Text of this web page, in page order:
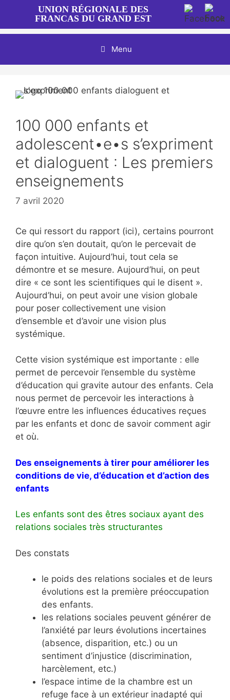
contenu
UNION RÉGIONALE DES
FRANCAS DU GRAND EST
Menu
100 000 enfants et
adolescent•e•s s’expriment
et dialoguent : Les premiers
enseignements
7 avril 2020
Ce qui ressort du rapport (ici), certains pourront
dire qu’on s’en doutait, qu’on le percevait de
façon intuitive. Aujourd’hui, tout cela se
démontre et se mesure. Aujourd’hui, on peut
dire « ce sont les scientifiques qui le disent ».
Aujourd’hui, on peut avoir une vision globale
pour poser collectivement une vision
d’ensemble et d’avoir une vision plus
systémique.
Cette vision systémique est importante : elle
permet de percevoir l’ensemble du système
d’éducation qui gravite autour des enfants. Cela
nous permet de percevoir les interactions à
l’œuvre entre les influences éducatives reçues
par les enfants et donc de savoir comment agir
et où.
Des enseignements à tirer pour améliorer les
conditions de vie, d’éducation et d’action des
enfants
Les enfants sont des êtres sociaux ayant des
relations sociales très structurantes
Des constats
le poids des relations sociales et de leurs
évolutions est la première préoccupation
des enfants.
les relations sociales peuvent générer de
l’anxiété par leurs évolutions incertaines
(absence, disparition, etc.) ou un
sentiment d’injustice (discrimination,
harcèlement, etc.)
l’espace intime de la chambre est un
refuge face à un extérieur inadapté qui